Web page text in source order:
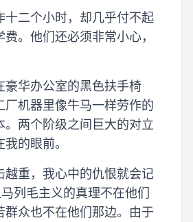
十二个小时，却几乎付不起
。他们还必须非常小心，
豪华办公室的黑色扶手椅
厂机器里像牛马一样劳作的
。两个阶级之间巨大的对立
的眼前。
越重，我心中的仇恨就会记
列毛主义的真理不在他们
群众也不在他们那边。由于